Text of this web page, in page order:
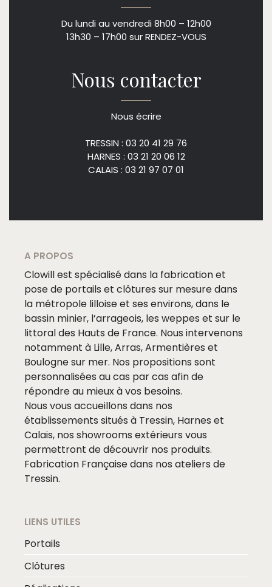
Du lundi au vendredi 8h00 – 12h00
13h30 – 17h00 sur RENDEZ-VOUS
Nous contacter
Nous écrire
TRESSIN : 03 20 41 29 76
HARNES : 03 21 20 06 12
CALAIS : 03 21 97 07 01
A PROPOS
Clowill est spécialisé dans la fabrication et
pose de portails et clôtures sur mesure dans
la métropole lilloise et ses environs, dans le
bassin minier, l’arrageois, les weppes et sur le
littoral des Hauts de France. Nous intervenons
notamment à Lille, Arras, Armentières et
Boulogne sur mer. Nos propositions sont
personnalisées au cas par cas afin de
répondre au mieux à vos besoins.
Nous vous accueillons dans nos
établissements situés à Tressin, Harnes et
Calais, nos showrooms extérieurs vous
permettront de découvrir nos produits.
Fabrication Française dans nos ateliers de
Tressin.
LIENS UTILES
Portails
Clôtures